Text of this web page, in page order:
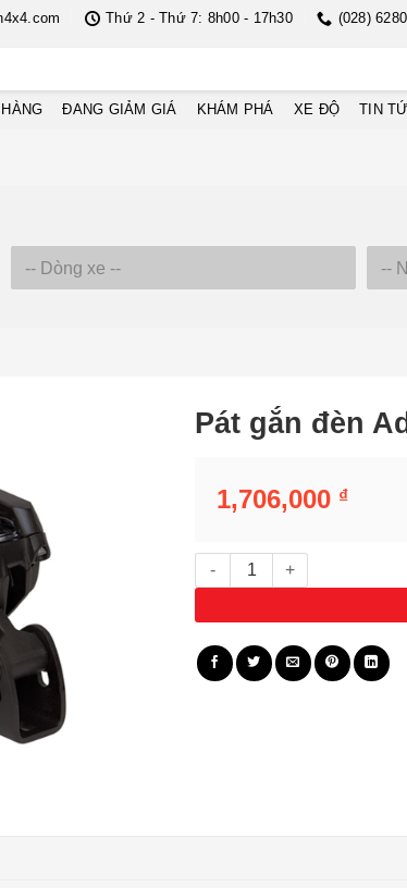
Thứ 2 - Thứ 7: 8h00 - 17h30 (028)
ĐANG GIẢM GIÁ KHÁM PHÁ XE ĐỘ TIN
Pát gắn đèn
1,706,000 ₫
Pát gắn đèn Adapt 46590 số